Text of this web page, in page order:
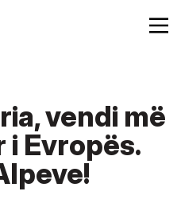
vendi më
Evropës.